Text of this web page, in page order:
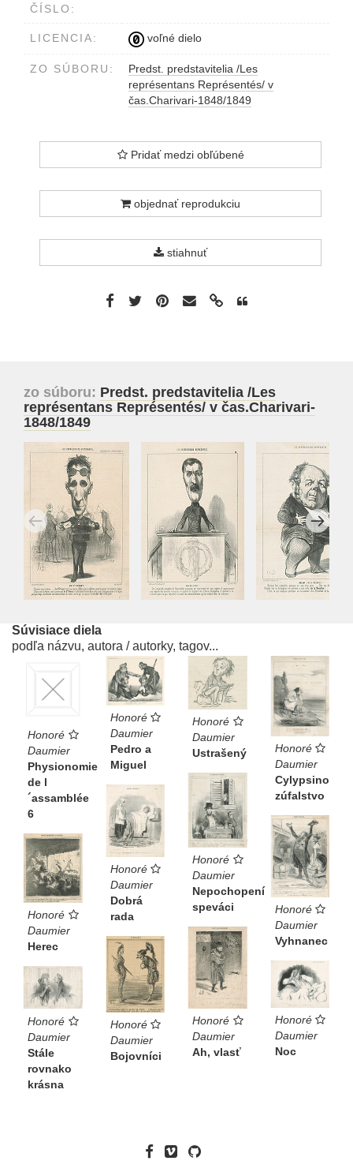
ČÍSLO:
LICENCIA: voľné dielo
ZO SÚBORU:
Predst. predstavitelia /Les
représentans Représentés/ v
čas.Charivari-1848/1849
Pridať medzi obľúbené
objednať reprodukciu
stiahnuť
zo súboru: Predst. predstavitelia /Les
représentans Représentés/ v čas.Charivari-
1848/1849
Súvisiace diela
podľa názvu, autora / autorky, tagov...
Honoré
Daumier
Physionomie
de l
´assamblée
6
Honoré
Daumier
Pedro a
Miguel
Honoré
Daumier
Ustrašený
Honoré
Daumier
Cylypsino
zúfalstvo
Honoré
Daumier
Nepochopení
speváci
Honoré
Daumier
Dobrá
rada
Honoré
Daumier
Vyhnanec
Honoré
Daumier
Herec
Honoré
Daumier
Ah, vlasť
Honoré
Daumier
Bojovníci
Honoré
Daumier
Noc
Honoré
Daumier
Stále
rovnako
krásna